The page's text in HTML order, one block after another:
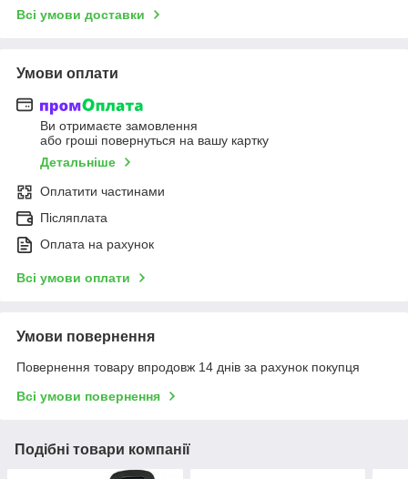
Всі умови доставки
Умови оплати
Ви отримаєте замовлення
або гроші повернуться на вашу картку
Детальніше
Оплатити частинами
Післяплата
Оплата на рахунок
Всі умови оплати
Умови повернення
Повернення товару впродовж 14 днів за рахунок покупця
Всі умови повернення
Подібні товари компанії